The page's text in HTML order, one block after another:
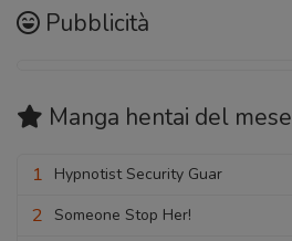
Pubblicità
Manga hentai del mese
1 Hypnotist Security Guar
2 Someone Stop Her!